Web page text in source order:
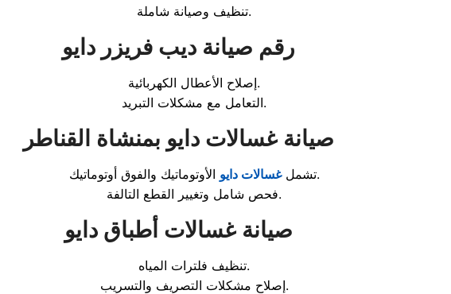
تنظيف وصيانة شاملة.
رقم صيانة ديب فريزر دايو
إصلاح الأعطال الكهربائية.
التعامل مع مشكلات التبريد.
صيانة غسالات دايو بمنشاة القناطر
تشملغسالات دايو
الأوتوماتيك والفوق أوتوماتيك.
فحص شامل وتغيير القطع التالفة.
صيانة غسالات أطباق دايو
تنظيف فلترات المياه.
إصلاح مشكلات التصريف والتسريب.